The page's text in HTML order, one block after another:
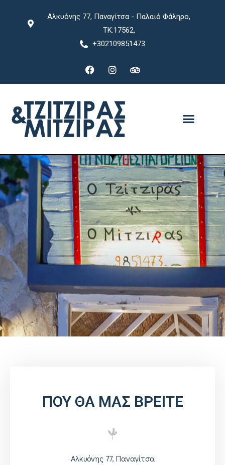
Αλκυόνης 77, Παναγίτσα - Παλαιό Φάληρο,
ΤΚ:17562,
+302109851473
ΠΟΥ ΘΑ ΜΑΣ ΒΡΕΙΤΕ
Αλκυόνης 77, Παναγίτσα